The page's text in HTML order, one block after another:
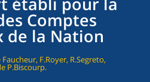
Comptes
de la Nation
F.Royer, R.Segreto,
P.Biscourp.